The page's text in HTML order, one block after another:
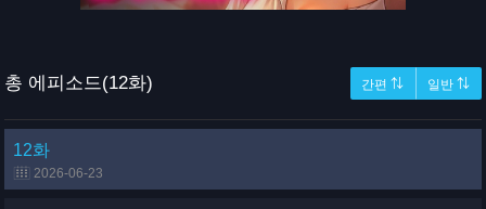
총 에피소드(12화) 간편 ⇅ 일반 ⇅
12화
2026-06-23